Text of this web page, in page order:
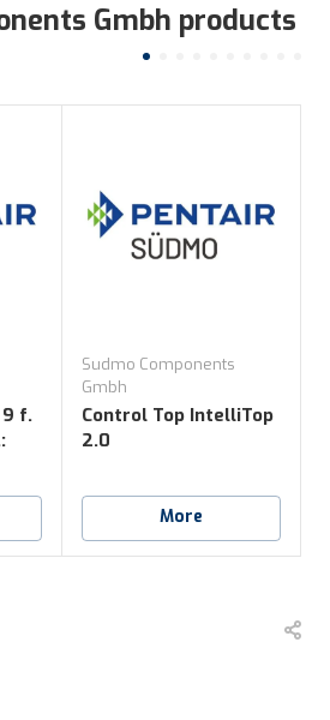
Gmbh products
9 f.
Sudmo Components
Gmbh
Control Top IntelliTop
2.0
More